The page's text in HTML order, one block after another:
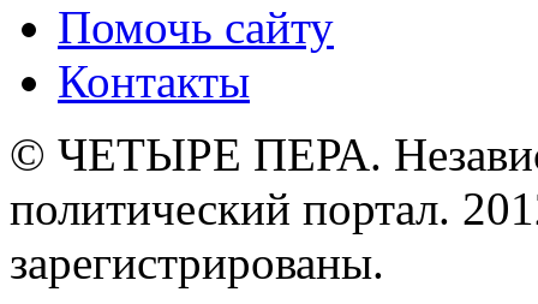
Помочь сайту
Контакты
© ЧЕТЫРЕ ПЕРА.
политический портал.
зарегистрированы.